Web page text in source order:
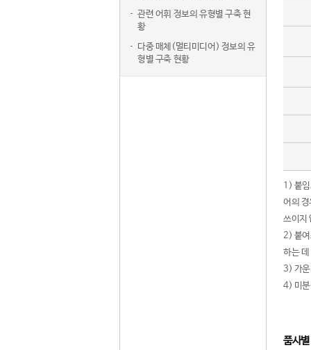
관련 어휘 정보의 유형별 구축 현
황
다중 매체(멀티미디어) 정보의 유
형별 구축 현황
1) 붙
어의
쓰이지
2) 붙여
하는
3) 가운
4) 미분
품사